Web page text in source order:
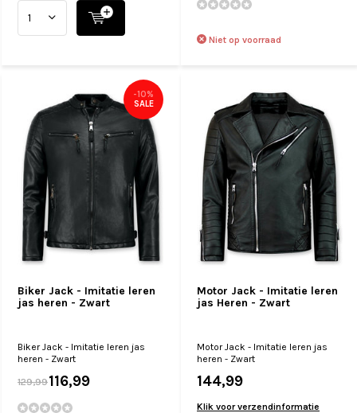
Niet op voorraad
Biker Jack - Imitatie leren
jas heren - Zwart
-10%
SALE
Biker Jack - Imitatie leren jas
heren - Zwart
129,99116,99
Motor Jack - Imitatie leren
jas Heren - Zwart
Motor Jack - Imitatie leren jas
heren - Zwart
144,99
Klik voor verzendinformatie